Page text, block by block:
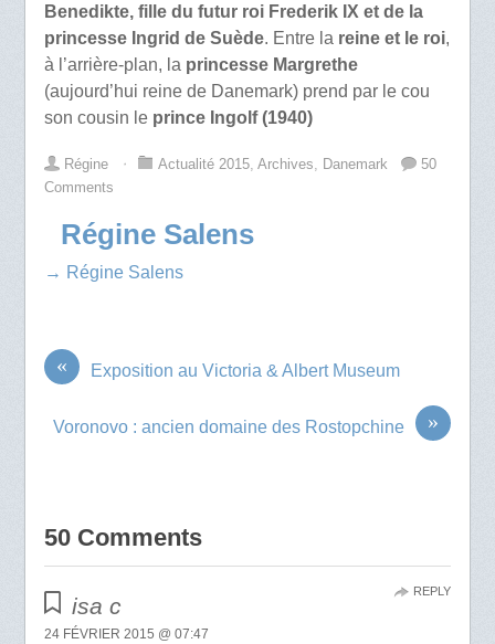
Benedikte, fille du futur roi Frederik IX et de la
princesse Ingrid de Suède. Entre la reine et le roi,
à l’arrière-plan, la princesse Margrethe
(aujourd’hui reine de Danemark) prend par le cou
son cousin leprince Ingolf (1940)
Régine ⋅ Actualité 2015, Archives Danemark
50
Comments
Régine Salens
→ Régine Salens
« Exposition au Victoria & Albert Museum
»
Voronovo : ancien domaine des Rostopchine
50 Comments
isa c
24 FÉVRIER 2015 @ 07:47
REPLY